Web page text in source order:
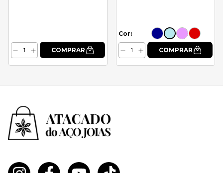
Cor: